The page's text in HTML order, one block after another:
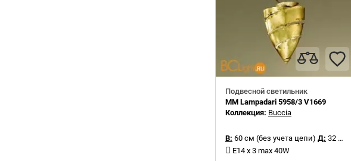
Подвесной светильник
MM Lampadari 5958/3 V1669
Коллекция: Buccia
В: 60 см (без учета цепи) Д: 32 см
E14 x 3 max 40W